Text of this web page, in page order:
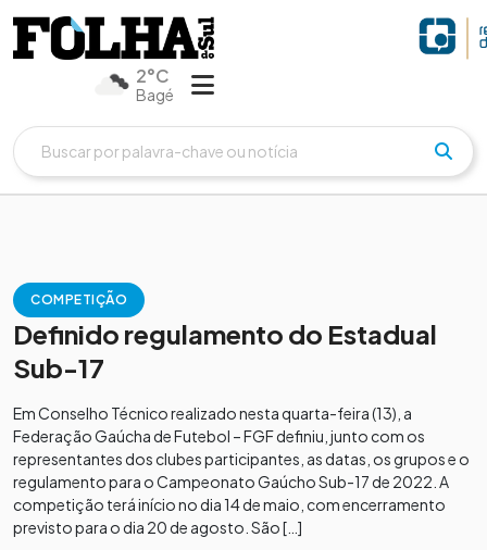
2°C
Bagé
COMPETIÇÃO
Definido regulamento do Estadual
Sub-17
Em Conselho Técnico realizado nesta quarta-feira (13), a
Federação Gaúcha de Futebol – FGF definiu, junto com os
representantes dos clubes participantes, as datas, os grupos e o
regulamento para o Campeonato Gaúcho Sub-17 de 2022. A
competição terá início no dia 14 de maio, com encerramento
previsto para o dia 20 de agosto. São […]